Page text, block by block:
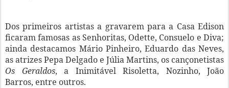
Dos primeiros artistas a gravarem para a Casa Edison
ficaram famosas as Senhoritas, Odette, Consuelo e Diva;
ainda destacamos Mário Pinheiro, Eduardo das Neves,
as atrizes Pepa Delgado e Júlia Martins, os cançonetistas
Os Geraldos, a Inimitável Risoletta, Nozinho, João
Barros, entre outros.